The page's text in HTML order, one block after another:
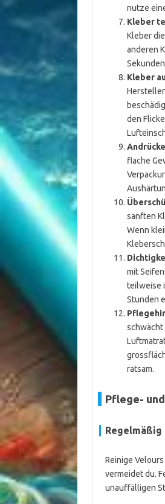
nutze
Kleber
Kleber
anderen
Kleber
den
flache
sanften
Wenn
mit
teilweise
Stunden
schwächt
ratsam.
Pflege-
Reinige
vermeidet du.
unauffälligen